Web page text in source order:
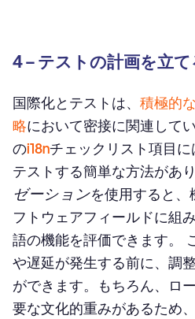
4 – テストの計画を立て
国際化とテストは、 積極的
略において密接に関連して
のi18nチェックリスト項目
テストする簡単な方法があ
ゼーションを使用すると、
フトウェアフィールドに組
語の機能を評価できます。
や遅延が発生する前に、調
ができます。もちろん、ロ
要な文化的重みがあるため